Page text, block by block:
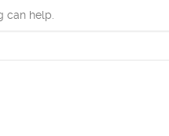
can help.